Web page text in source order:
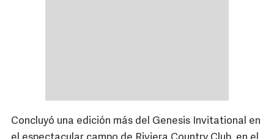
Concluyó una edición más del Genesis Invitational en